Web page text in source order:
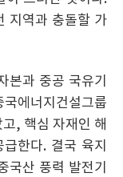
지역과 충돌할 가
본과 중공 국유기
에너지건설그룹
, 핵심 자재인 해
한다. 결국 육지
국산 풍력 발전기